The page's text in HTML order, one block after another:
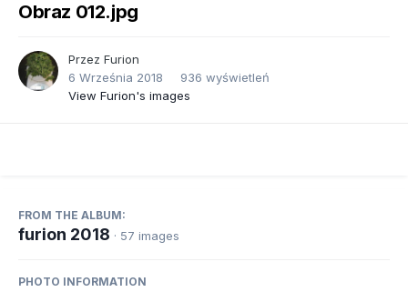
Obraz 012.jpg
Przez Furion
6 Września 2018
936 wyświetleń
View Furion's images
FROM THE ALBUM:
furion 2018 · 57 images
PHOTO INFORMATION